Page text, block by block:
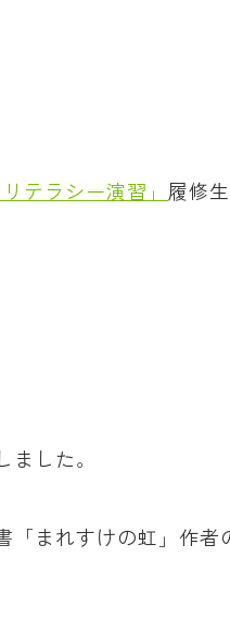
リテラシー演習」 履修
した。
まれすけの虹」作者